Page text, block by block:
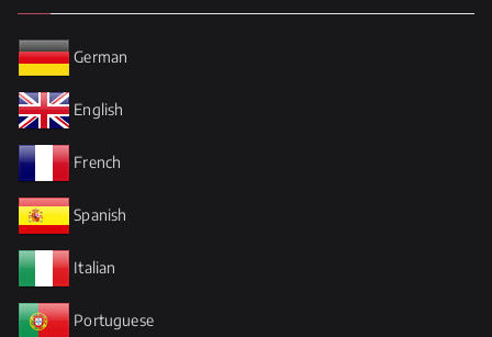
German
English
French
Spanish
Italian
Portuguese